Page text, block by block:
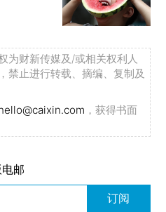
为财新传媒及/或相关权利人
禁止进行转载、摘编、复制及
，获得书面
邮
订阅